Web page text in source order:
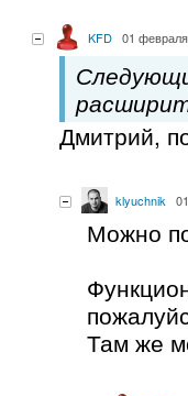
KFD 01
Дмитрий,
klyuchnik
Можно
Там же